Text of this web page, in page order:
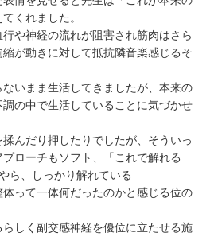
くれました。
や神経の流れが阻害され筋肉はさら
が動きに対して抵抗隣音楽感じるそ
いまま生活してきましたが、本来の
の中で生活していることに気づかせ
んだり押したりでしたが、そういっ
ローチもソフト、「これで解れる
ら、しっかり解れている
って一体何だったのかと感じる位の
しく副交感神経を優位に立たせる施